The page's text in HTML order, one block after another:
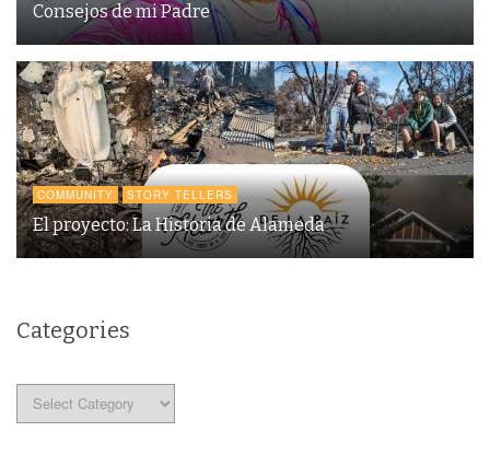
Consejos de mi Padre
COMMUNITY STORY TELLERS
El proyecto: La Historia de Alameda
Categories
Categories